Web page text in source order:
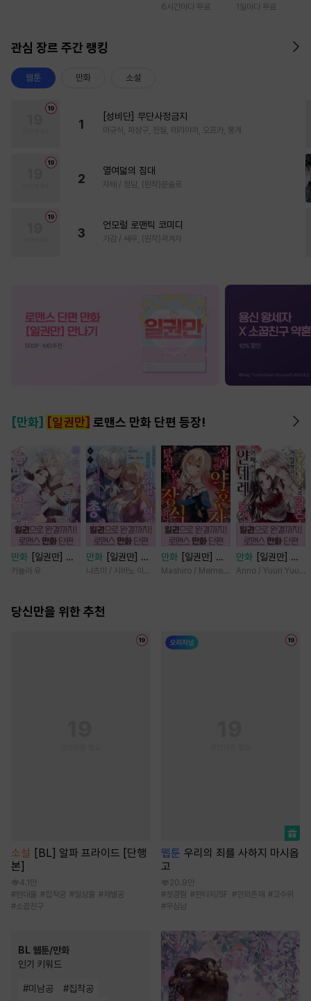
6시간마다 무료
1일마다 무료
관심 장르 주간 랭킹
웹툰 만화 소설
1
[성비단] 무단사정금지
마규식, 피상구, 진월, 테리야끼, 오프카, 뚱개
2
열여덟의 침대
자태 / 청담, (원작)문슬로
3
언모럴 로맨틱 코미디
가감 / 쌔우, (원작)곽겨자
[만화] [일권만] 로맨스 만화 단편 등장!
만화
[일권만] 죽
을 뻔한 늑대가 운
카놀라 유
만화
[일권만] 모
든 것을 포기한 평
는다 [단행본]
나츠미 / 시바노 이즈미
만화
[일권만] 실
례지만 약혼자님,
Mashiro / Memeko
만화
[일권만] 왕
태자님과의 약혼을
Anno / Yuuri
당신만을 위한 추천
소설 [BL] 알파 프라이드 [단행
본]
4.1만
#현대물 #집착공 #일상물 # 재벌공
#소꿉친구
BL 웹툰/만화
인기 키워드
#미남공 #집착공
웹툰 우리의 죄를 사하지 마시옵
고
20.9만
#첫경험 #판타지/SF #인외존재 #고수위
#무심남